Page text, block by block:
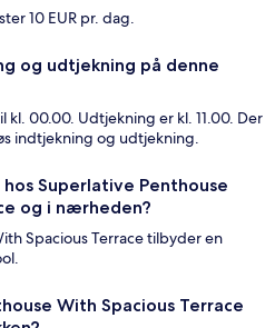
10 EUR pr. dag.
og udtjekning på denne
kl. 00.00. Udtjekning er kl. 11.00. Der
indtjekning og udtjekning.
Superlative Penthouse
og i nærheden?
Spacious Terrace tilbyder en
With Spacious Terrace